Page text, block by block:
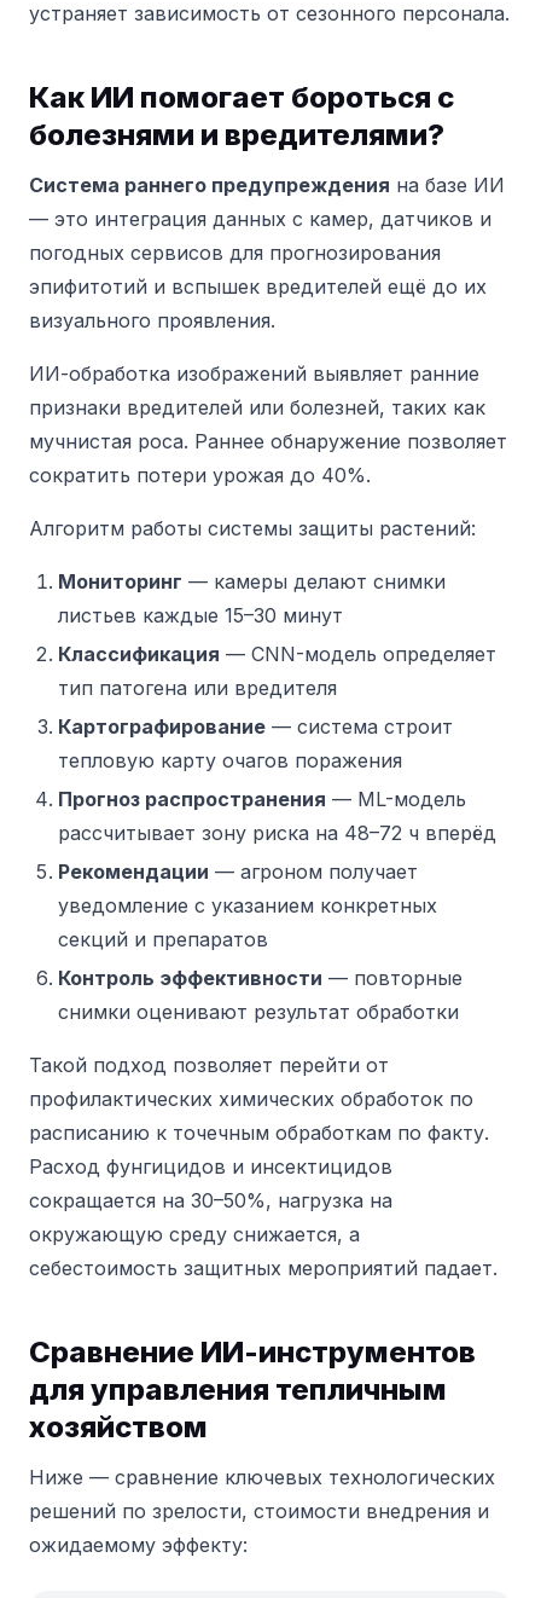
устраняет зависимость от сезонного персонала.
Как ИИ помогает бороться с
болезнями и вредителями?
Система раннего предупреждения на базе ИИ
— это интеграция данных с камер, датчиков и
погодных сервисов для прогнозирования
эпифитотий и вспышек вредителей ещё до их
визуального проявления.
ИИ-обработка изображений выявляет ранние
признаки вредителей или болезней, таких как
мучнистая роса. Раннее обнаружение позволяет
сократить потери урожая до 40%.
Алгоритм работы системы защиты растений:
Мониторинг — камеры делают снимки
листьев каждые 15–30 минут
Классификация — CNN-модель определяет
тип патогена или вредителя
Картографирование — система строит
тепловую карту очагов поражения
Прогноз распространения — ML-модель
рассчитывает зону риска на 48–72 ч вперёд
Рекомендации — агроном получает
уведомление с указанием конкретных
секций и препаратов
Контроль эффективности — повторные
снимки оценивают результат обработки
Такой подход позволяет перейти от
профилактических химических обработок по
расписанию к точечным обработкам по факту.
Расход фунгицидов и инсектицидов
сокращается на 30–50%, нагрузка на
окружающую среду снижается, а
себестоимость защитных мероприятий падает.
Сравнение ИИ-инструментов
для управления тепличным
хозяйством
Ниже — сравнение ключевых технологических
решений по зрелости, стоимости внедрения и
ожидаемому эффекту: